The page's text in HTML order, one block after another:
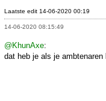
Laatste edit 14-06-2020 00:19
14-06-2020 08:15:49
@KhunAxe:
dat heb je als je